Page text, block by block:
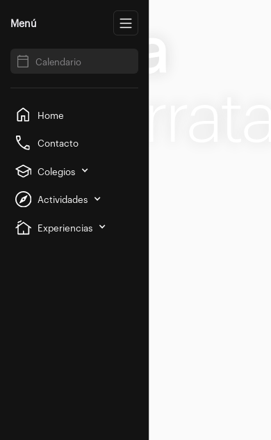
Menú
Calendario
Home
Contacto
Colegios
Actividades
Experiencias
Vía